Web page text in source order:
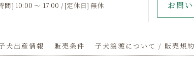
間] 10:00 〜 17:00 / [定休日] 無休 お問
犬出産情報 販売条件 子犬譲渡について / 販売規約